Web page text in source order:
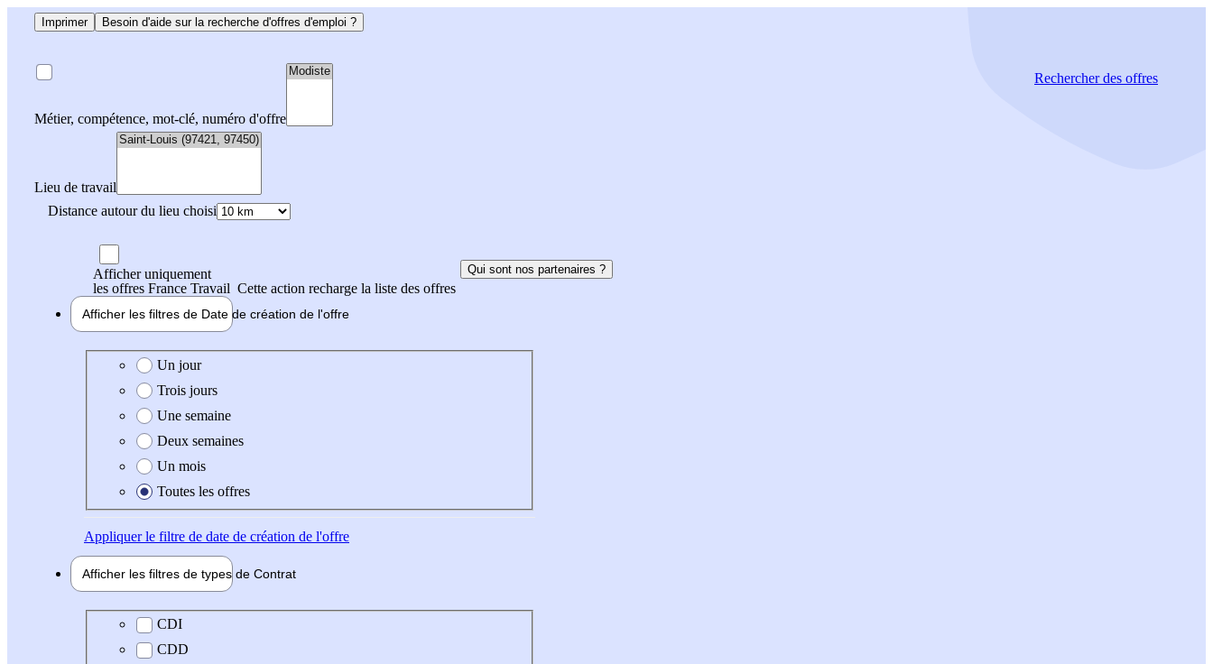
Imprimer Besoin d'aide sur la recherche d'offres d'emploi ?
Métier, compétence, mot-clé, numéro d'offre
Lieu de travail
Distance autour du lieu choisi
Rechercherdes offres
Afficher uniquement
les offres France Travail Cette action recharge la liste des offres
Qui sont nos partenaires ?
Afficher les filtres de Date de création de l'offre
Date de création de l'offre
Un jour
Trois jours
Une semaine
Deux semaines
Un mois
Toutes les offres
Appliquerle filtre de date de création de l'offre
Afficher les filtres de types de Contrat
Type de contrat
CDI
CDD